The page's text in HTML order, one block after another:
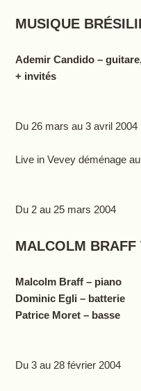
MUSIQUE
Ademir Candido –
+ invités
Du 26 mars au 3 avril 2004
Live in Vevey déménage
Du 2 au 25 mars 2004
MALCOLM BRAFF
Malcolm Braff – piano
Dominic Egli – batterie
Patrice Moret – basse
Du 3 au 28 février 2004